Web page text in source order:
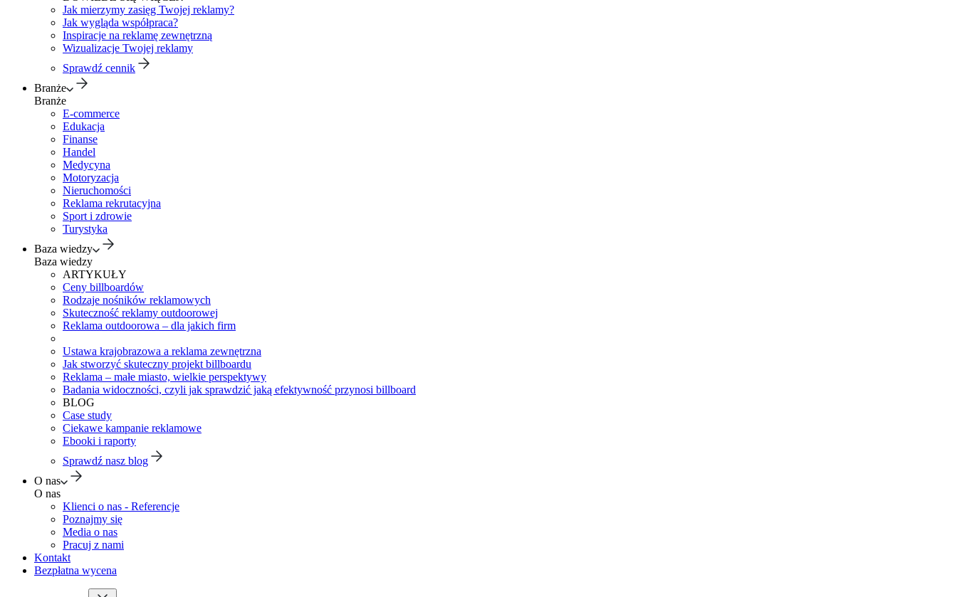
Jak mierzymy zasięg Twojej reklamy?
Jak wygląda współpraca?
Inspiracje na reklamę zewnętrzną
Wizualizacje Twojej reklamy
Sprawdź cennik
Branże
Branże
E-commerce
Edukacja
Finanse
Handel
Medycyna
Motoryzacja
Nieruchomości
Reklama rekrutacyjna
Sport i zdrowie
Turystyka
Baza wiedzy
Baza wiedzy
ARTYKUŁY
Ceny billboardów
Rodzaje nośników reklamowych
Skuteczność reklamy outdoorowej
Reklama outdoorowa – dla jakich firm
Ustawa krajobrazowa a reklama zewnętrzna
Jak stworzyć skuteczny projekt billboardu
Reklama – małe miasto, wielkie perspektywy
Badania widoczności, czyli jak sprawdzić jaką efektywność przynosi billboard
BLOG
Case study
Ciekawe kampanie reklamowe
Ebooki i raporty
Sprawdź nasz blog
O nas
O nas
Klienci o nas - Referencje
Poznajmy się
Media o nas
Pracuj z nami
Kontakt
Bezpłatna wycena